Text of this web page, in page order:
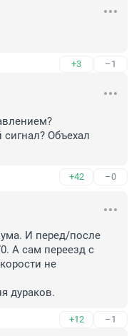
+3 –1
Объехал
+42 –0
И перед/после
А сам переезд с
не
дураков.
+12 –1